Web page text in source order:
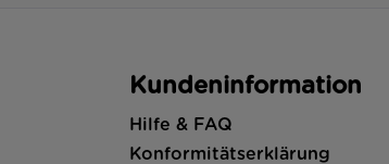
Kundeninformation
Hilfe & FAQ
Konformitätserklärung